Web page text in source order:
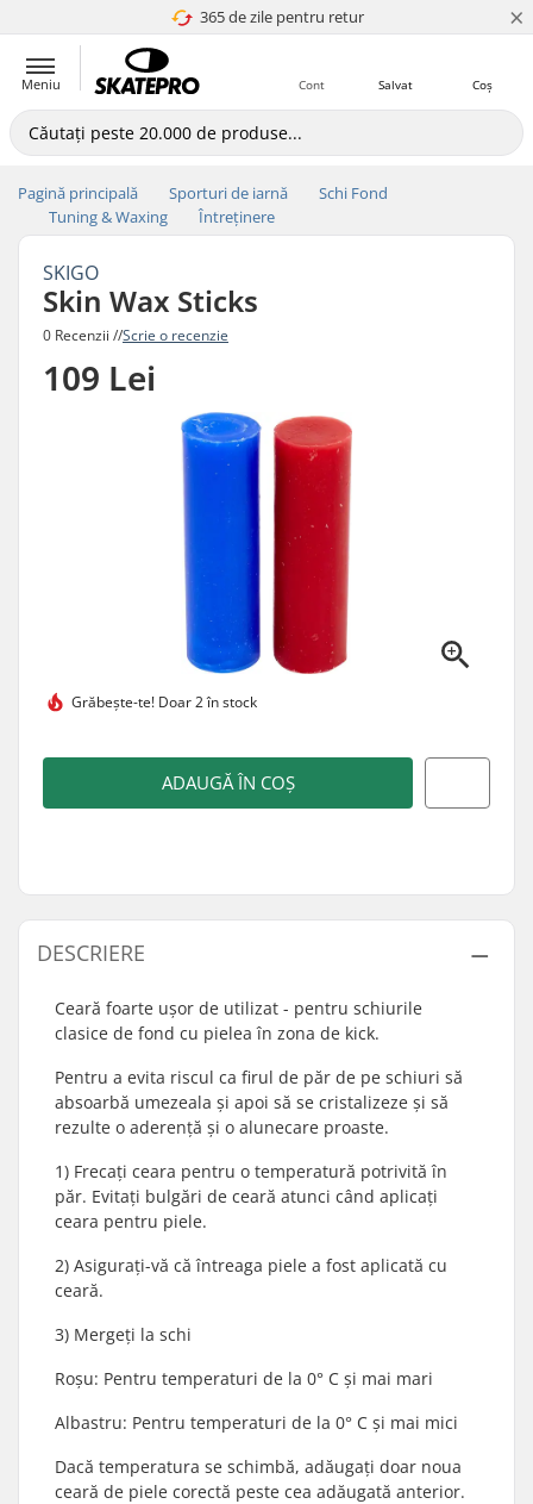
365 de zile pentru retur
4.8 a 5 ×
Meniu Coș
Salvat
Cont
Pagină principală Sporturi de iarnă
Schi Fond
Tuning & Waxing
Întreținere
SKIGO
Skin Wax Sticks
0 Recenzii //Scrie o recenzie
109 Lei
Grăbește-te! Doar 2 în stock
ADAUGĂ ÎN COȘ
DESCRIERE
Ceară foarte ușor de utilizat - pentru schiurile
clasice de fond cu pielea în zona de kick.
Pentru a evita riscul ca firul de păr de pe schiuri să
absoarbă umezeala și apoi să se cristalizeze și să
rezulte o aderență și o alunecare proaste.
1) Frecați ceara pentru o temperatură potrivită în
păr. Evitați bulgări de ceară atunci când aplicați
ceara pentru piele.
2) Asigurați-vă că întreaga piele a fost aplicată cu
ceară.
3) Mergeți la schi
Roșu: Pentru temperaturi de la 0° C și mai mari
Albastru: Pentru temperaturi de la 0° C și mai mici
Dacă temperatura se schimbă, adăugați doar noua
ceară de piele corectă peste cea adăugată anterior.